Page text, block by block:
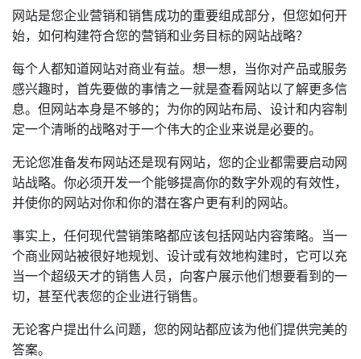
网站是您企业营销和销售成功的重要组成部分，但您如何开
始，如何构建符合您的营销和业务目标的网站战略？
每个人都知道网站对商业有益。想一想，当你对产品或服务
感兴趣时，首先要做的事情之一就是查看网站以了解更多信
息。但网站本身是不够的；为你的网站布局、设计和内容制
定一个清晰的战略对于一个伟大的企业来说是必要的。
无论您准备发布网站还是现有网站，您的企业都需要启动网
站战略。你必须开发一个能够提高你的数字外观的有效性，
并使你的网站对你和你的潜在客户更有利的网站。
事实上，任何现代营销策略都应该包括网站内容策略。当一
个商业网站被很好地规划、设计或有效地构建时，它可以充
当一个超级天才的销售人员，向客户展示他们想要看到的一
切，甚至代表您的企业进行销售。
无论客户提出什么问题，您的网站都应该为他们提供完美的
答案。